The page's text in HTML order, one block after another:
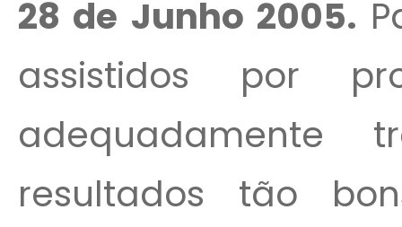
28 de Junho 2005.
assistidos por
adequadamente
resultados tão